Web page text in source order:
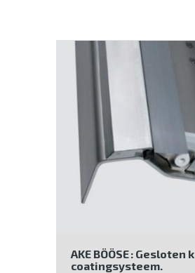
AKE BÖÖSE : Gesloten
coatingsysteem.